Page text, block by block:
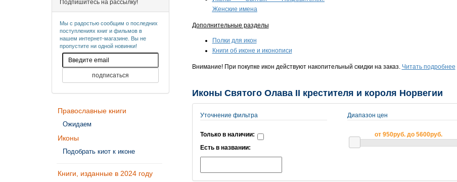
Подпишитесь на рассылку!
Мы с радостью сообщим о последних
поступлениях книг и фильмов в
нашем интернет-магазине. Вы не
пропустите ни одной новинки!
Православные книги
Ожидаем
Иконы
Подобрать киот к иконе
Книги, изданные в 2024 году
Женские имена
Дополнительные разделы
Полки для икон
Книги об иконе и иконописи
Внимание! При покупке икон действуют накопительный скидки на заказ. Читать подробнее
Иконы Святого Олава II крестителя и короля Норвегии
Уточнение фильтра
Только в наличии:
Есть в названии:
Диапазон цен
от 950руб. до 5600руб.